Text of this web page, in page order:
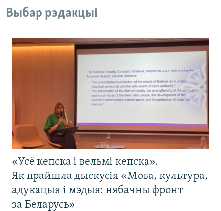
Выбар рэдакцыі
«Усё кепска і вельмі кепска».
Як прайшла дыскусія «Мова, культура,
адукацыя і мэдыя: нябачны фронт
за Беларусь»